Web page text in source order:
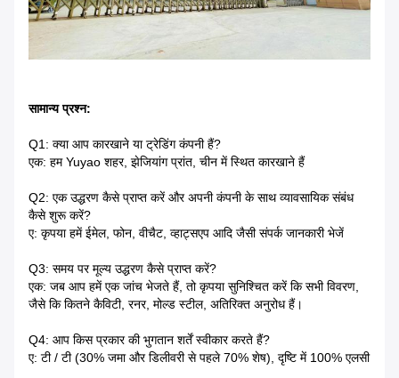
सामान्य प्रश्न:
Q1: क्या आप कारखाने या ट्रेडिंग कंपनी हैं?
एक: हम Yuyao शहर, झेजियांग प्रांत, चीन में स्थित कारखाने हैं
Q2: एक उद्धरण कैसे प्राप्त करें और अपनी कंपनी के साथ व्यावसायिक संबंध
कैसे शुरू करें?
ए: कृपया हमें ईमेल, फोन, वीचैट, व्हाट्सएप आदि जैसी संपर्क जानकारी भेजें
Q3: समय पर मूल्य उद्धरण कैसे प्राप्त करें?
एक: जब आप हमें एक जांच भेजते हैं, तो कृपया सुनिश्चित करें कि सभी विवरण,
जैसे कि कितने कैविटी, रनर, मोल्ड स्टील, अतिरिक्त अनुरोध हैं।
Q4: आप किस प्रकार की भुगतान शर्तें स्वीकार करते हैं?
ए: टी / टी (30% जमा और डिलीवरी से पहले 70% शेष), दृष्टि में 100% एलसी